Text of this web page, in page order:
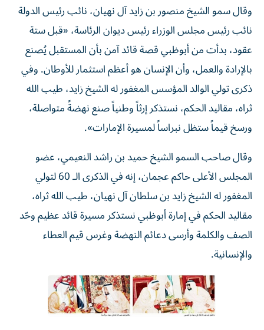
وقال سمو الشيخ منصور بن زايد آل نهيان، نائب رئيس الدولة
نائب رئيس مجلس الوزراء رئيس ديوان الرئاسة، «قبل ستة
عقود، بدأت من أبوظبي قصة قائد آمن بأن المستقبل يُصنع
بالإرادة والعمل، وأن الإنسان هو أعظم استثمار للأوطان. وفي
ذكرى تولي الوالد المؤسس المغفور له الشيخ زايد، طيب الله
ثراه، مقاليد الحكم، نستذكر إرثاً وطنياً صنع نهضةً متواصلة،
ورسخ قيماً ستظل نبراساً لمسيرة الإمارات».
وقال صاحب السمو الشيخ حميد بن راشد النعيمي، عضو
المجلس الأعلى حاكم عجمان، إنه في الذكرى الـ 60 لتولي
المغفور له الشيخ زايد بن سلطان آل نهيان، طيب الله ثراه،
مقاليد الحكم في إمارة أبوظبي نستذكر مسيرة قائد عظيم وحّد
الصف والكلمة وأرسى دعائم النهضة وغرس قيم العطاء
والإنسانية.